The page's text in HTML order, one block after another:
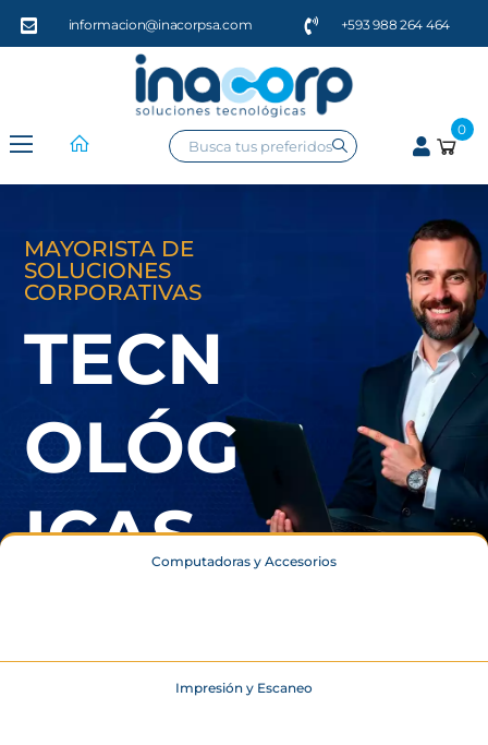
informacion@inacorpsa.com +593 988 264 464
0
MAYORISTA DE
SOLUCIONES
CORPORATIVAS
TECN
OLÓG
ICAS
nuestros clientes lideren la
Computadoras y Accesorios
Impresión y Escaneo